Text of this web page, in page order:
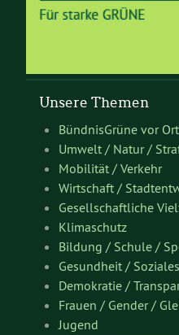
Unsere Themen
BündnisGrüne vor Ort
Umwelt / Natur /
Mobilität / Verkehr
Wirtschaft /
Gesellschaftliche
Klimaschutz
Bildung / Schule /
Gesundheit / Soziales
Demokratie /
Frauen / Gender /
Jugend